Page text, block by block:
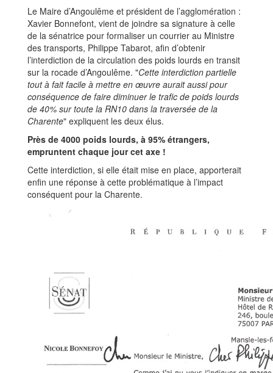
Le Maire d’Angoulême et président de l’agglomération :
Xavier Bonnefont, vient de joindre sa signature à celle
de la sénatrice pour formaliser un courrier au Ministre
des transports, Philippe Tabarot, afin d’obtenir
l’interdiction de la circulation des poids lourds en transit
sur la rocade d’Angoulême. "Cette interdiction partielle
tout à fait facile à mettre en œuvre aurait aussi pour
conséquence de faire diminuer le trafic de poids lourds
de 40% sur toute la RN10 dans la traversée de la
Charente" expliquent les deux élus.
Près de 4000 poids lourds, à 95% étrangers,
empruntent chaque jour cet axe !
Cette interdiction, si elle était mise en place, apporterait
enfin une réponse à cette problématique à l’impact
conséquent pour la Charente.